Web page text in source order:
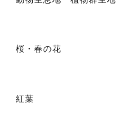
桜・春の花
紅葉